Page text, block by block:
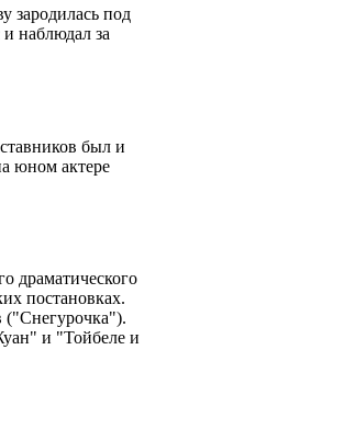
зародилась под
наблюдал за
был и
юном актере
драматического
постановках.
и "Тойбеле и